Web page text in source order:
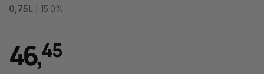
0,75L | 15.0%
46,45